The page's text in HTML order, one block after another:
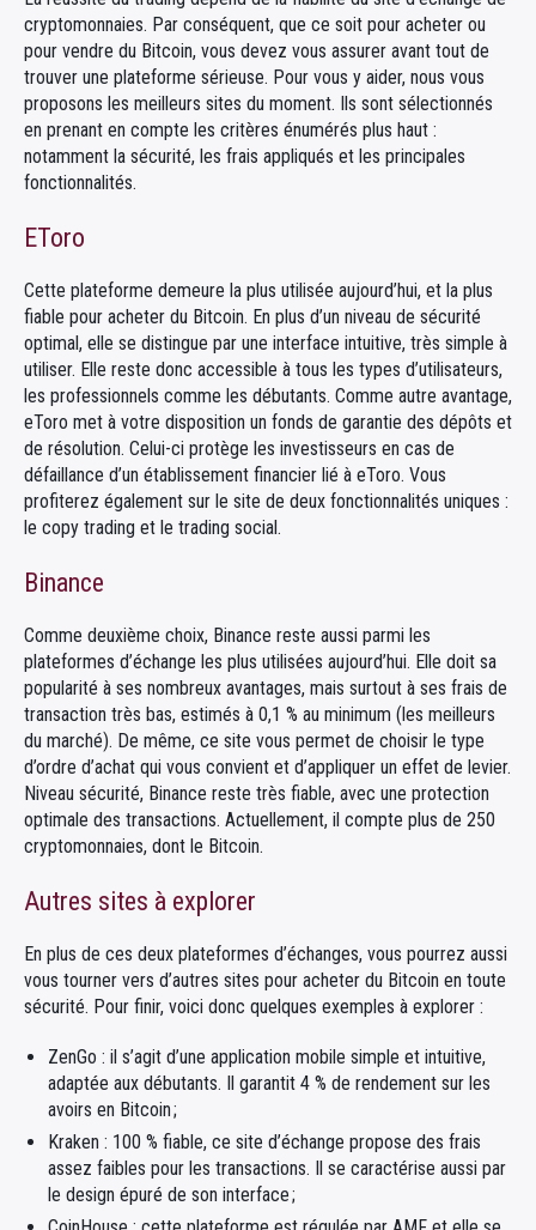
cryptomonnaies. Par conséquent, que ce soit pour acheter ou
pour vendre du Bitcoin, vous devez vous assurer avant tout de
trouver une plateforme sérieuse. Pour vous y aider, nous vous
proposons les meilleurs sites du moment. Ils sont sélectionnés
en prenant en compte les critères énumérés plus haut :
notamment la sécurité, les frais appliqués et les principales
fonctionnalités.
EToro
Cette plateforme demeure la plus utilisée aujourd’hui, et la plus
fiable pour acheter du Bitcoin. En plus d’un niveau de sécurité
optimal, elle se distingue par une interface intuitive, très simple à
utiliser. Elle reste donc accessible à tous les types d’utilisateurs,
les professionnels comme les débutants. Comme autre avantage,
eToro met à votre disposition un fonds de garantie des dépôts et
de résolution. Celui-ci protège les investisseurs en cas de
défaillance d’un établissement financier lié à eToro. Vous
profiterez également sur le site de deux fonctionnalités uniques :
le copy trading et le trading social.
Binance
Comme deuxième choix, Binance reste aussi parmi les
plateformes d’échange les plus utilisées aujourd’hui. Elle doit sa
popularité à ses nombreux avantages, mais surtout à ses frais de
transaction très bas, estimés à 0,1 % au minimum (les meilleurs
du marché). De même, ce site vous permet de choisir le type
d’ordre d’achat qui vous convient et d’appliquer un effet de levier.
Niveau sécurité, Binance reste très fiable, avec une protection
optimale des transactions. Actuellement, il compte plus de 250
cryptomonnaies, dont le Bitcoin.
Autres sites à explorer
En plus de ces deux plateformes d’échanges, vous pourrez aussi
vous tourner vers d’autres sites pour acheter du Bitcoin en toute
sécurité. Pour finir, voici donc quelques exemples à explorer :
ZenGo : il s’agit d’une application mobile simple et intuitive,
adaptée aux débutants. Il garantit 4 % de rendement sur les
avoirs en Bitcoin ;
Kraken : 100 % fiable, ce site d’échange propose des frais
assez faibles pour les transactions. Il se caractérise aussi par
le design épuré de son interface ;